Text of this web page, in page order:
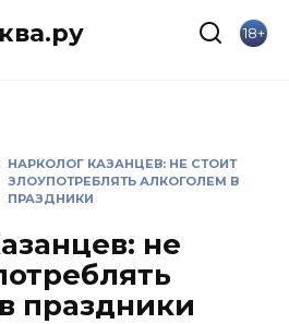
18+
НАРКОЛОГ КАЗАНЦЕВ: НЕ СТОИТ
ЗЛОУПОТРЕБЛЯТЬ АЛКОГОЛЕМ В
ПРАЗДНИКИ
не
праздники